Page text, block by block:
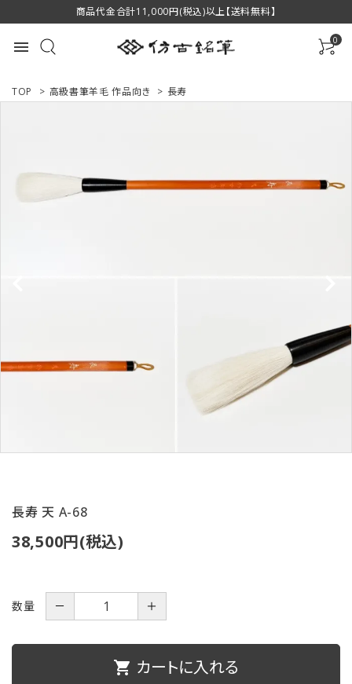
商品代金合計11,000円(税込)以上【送料無料】
menu 0
ようこそ ゲスト 様
ご利用ガイド
特定商取引法について
TOP > 高級書筆羊毛 作品向き > 長寿
長寿 天 A-68
38,500円(税込)
数量 － ＋
shopping_cart カートに入れる